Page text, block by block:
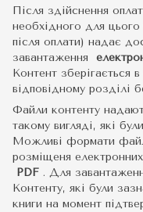
Після здійснення
необхідного для
після оплати) надає
завантаження
Контент зберігається
відповідному розділі
Файли контенту
такому вигляді, які
Можливі формати
розміщеня
PDF . Для
Контенту, які були
книги на момент